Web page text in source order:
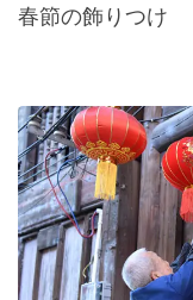
春節の飾りつけ